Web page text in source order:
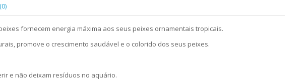
fornecem energia máxima aos seus peixes ornamentais tropicais.
promove o crescimento saudável e o colorido dos seus peixes.
e não deixam resíduos no aquário.